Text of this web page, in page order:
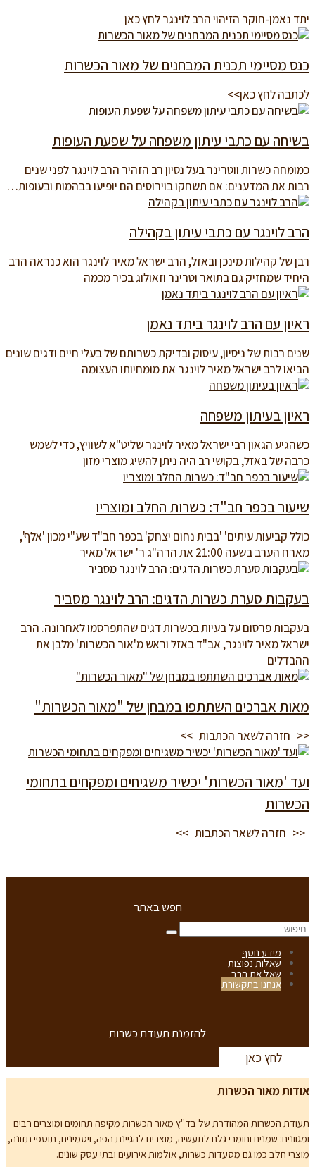
יתד נאמן-חוקר הזיהוי הרב לוינגר לחץ כאן
כנס מסיימי תכנית המבחנים של מאור הכשרות
לכתבה לחץ כאן>>
בשיחה עם כתבי עיתון משפחה על שפעת העופות
כמומחה כשרות ווטרינר בעל נסיון רב הזהיר הרב לוינגר לפני שנים
רבות את המדענים: אם תשחקו בוירוסים הם יופיעו בבהמות ובעופות…
הרב לוינגר עם כתבי עיתון בקהילה
רבן של קהילות מינכן ובאזל, הרב ישראל מאיר לוינגר הוא כנראה הרב
היחיד שמחזיק גם בתואר וטרינר וזאולוג בכיר מכמה
ראיון עם הרב לוינגר ביתד נאמן
שנים רבות של ניסיון, עיסוק ובדיקת כשרותם של בעלי חיים ודגים שונים
הביאו לרב ישראל מאיר לוינגר את מומחיותו העצומה
ראיון בעיתון משפחה
כשהגיע הגאון רבי ישראל מאיר לוינגר שליט"א לשוויץ, כדי לשמש
כרבה של באזל, בקושי רב היה ניתן להשיג מוצרי מזון
שיעור בכפר חב"ד: כשרות החלב ומוצריו
כולל קביעות עיתים' 'בבית נחום יצחק' בכפר חב"ד שע"י מכון 'אלף',
מארח הערב בשעה 21:00 את הרה"ג ר' ישראל מאיר
בעקבות סערת כשרות הדגים: הרב לוינגר מסביר
בעקבות פרסום על בעיות בכשרות דגים שהתפרסמו לאחרונה. הרב
ישראל מאיר לוינגר, אב"ד באזל וראש מ'אור הכשרות' מלבן את
ההבדלים
מאות אברכים השתתפו במבחן של "מאור הכשרות"
<< חזרה לשאר הכתבות >>
ועד 'מאור הכשרות' יכשיר משגיחים ומפקחים בתחומי
הכשרות
<< חזרה לשאר הכתבות >>
חפש באתר
מידע נוסף
שאלות נפוצות
שאל את הרב
אנחנו בתקשורת
להזמנת תעודת כשרות
לחץ כאן
אודות מאור הכשרות
תעודת הכשרות המהודרת של בד"ץ מאור הכשרות מקיפה תחומים ומוצרים רבים
ומגוונים: שמנים וחומרי גלם לתעשיה, מוצרים להגיינת הפה, ויטמינים, תוספי תזונה,
מוצרי חלב כמו גם מסעדות כשרות, אולמות אירועים ובתי עסק שונים.